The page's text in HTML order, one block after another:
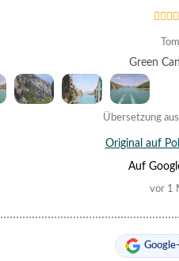
Green
Übersetzung
Original auf
Auf
vor 1